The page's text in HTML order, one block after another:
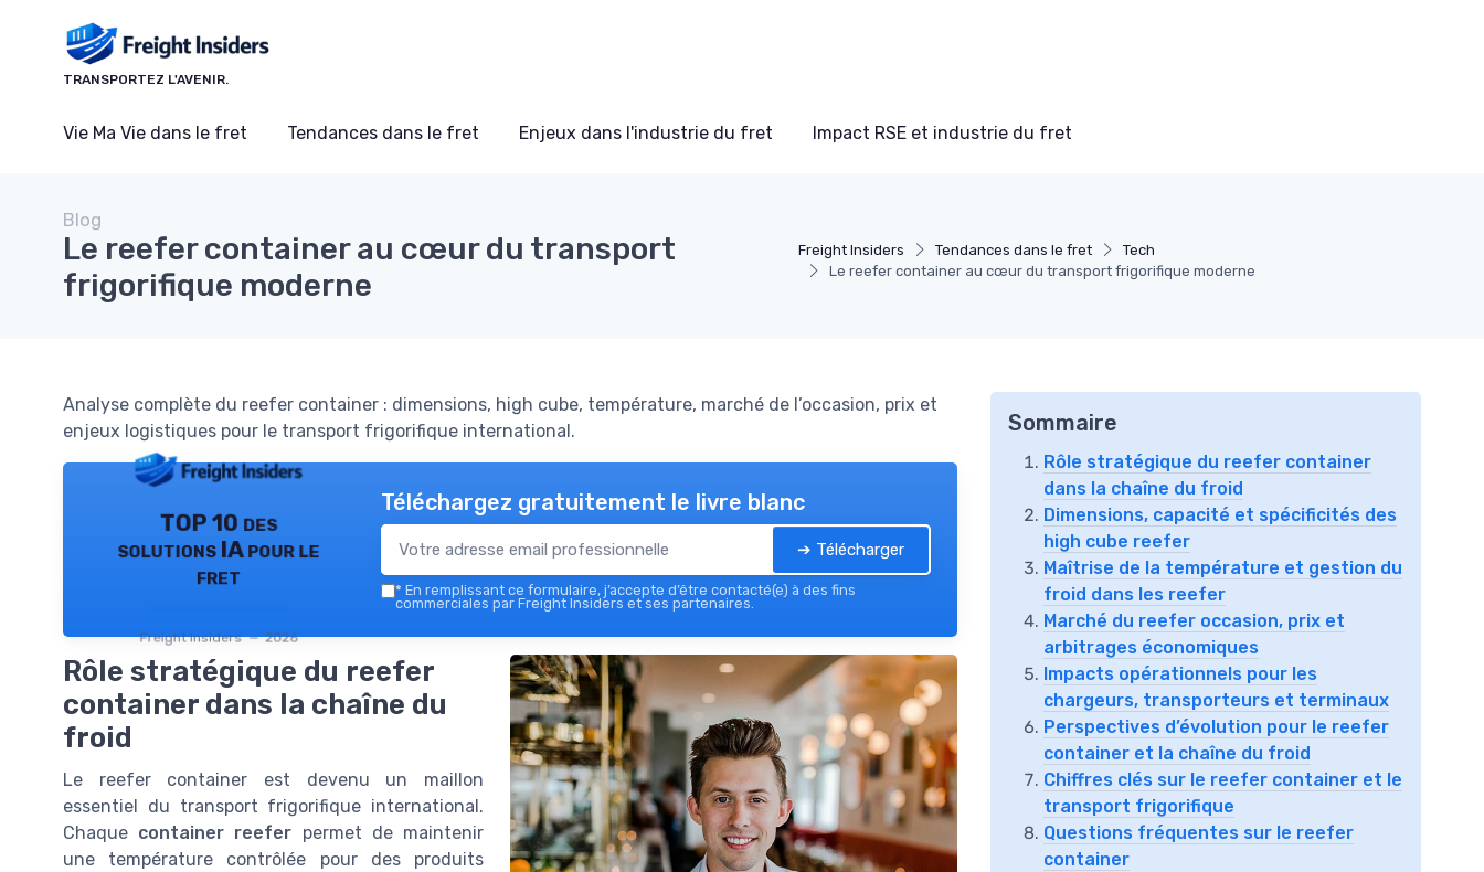
TRANSPORTEZ L'AVENIR.
Vie Ma Vie dans le fret Tendances dans le fret Enjeux dans l'industrie du fret Impact RSE et industrie du fret
Freight Insiders Tendances dans le fret
Tech
Le reefer container au cœur du transport frigorifique moderne
Blog
Le reefer container au cœur du transport
frigorifique moderne
Analyse complète du reefer container : dimensions, high cube, température, marché de l’occasion, prix et
enjeux logistiques pour le transport frigorifique international.
TOP 10 des
solutions IA pour le
fret
Freight Insiders — 2026
Téléchargez gratuitement le livre blanc
➔ Télécharger
* En remplissant ce formulaire, j’accepte d’être contacté(e) à des fins
commerciales par Freight Insiders et ses partenaires.
Rôle stratégique du reefer
container dans la chaîne du
froid
Le reefer container est devenu un maillon
essentiel du transport frigorifique international.
Chaque container reefer permet de maintenir
une température contrôlée pour des produits
Sommaire
Rôle stratégique du reefer container
dans la chaîne du froid
Dimensions, capacité et spécificités des
high cube reefer
Maîtrise de la température et gestion du
froid dans les reefer
Marché du reefer occasion, prix et
arbitrages économiques
Impacts opérationnels pour les
chargeurs, transporteurs et terminaux
Perspectives d’évolution pour le reefer
container et la chaîne du froid
Chiffres clés sur le reefer container et le
transport frigorifique
Questions fréquentes sur le reefer
container